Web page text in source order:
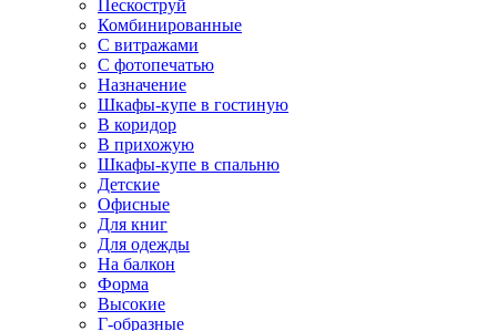
Пескоструй
Комбинированные
С витражами
С фотопечатью
Назначение
Шкафы-купе в гостиную
В коридор
В прихожую
Шкафы-купе в спальню
Детские
Офисные
Для книг
Для одежды
На балкон
Форма
Высокие
Г-образные